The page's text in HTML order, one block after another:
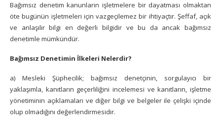
Bağımsız denetim kanunların işletmelere bir dayatması olmaktan
öte bugünün işletmeleri için vazgeçilemez bir ihtiyaçtır. Şeffaf, açık
ve anlaşılır bilgi en değerli bilgidir ve bu da ancak bağımsız
denetimle mümkündür.
Bağımsız Denetimin İlkeleri Nelerdir?
a) Mesleki Şüphecilik; bağımsız denetçinin, sorgulayıcı bir
yaklaşımla, kanıtların geçerliliğini incelemesi ve kanıtların, işletme
yönetiminin açıklamaları ve diğer bilgi ve belgeler ile çelişki içinde
olup olmadığını değerlendirmesidir.